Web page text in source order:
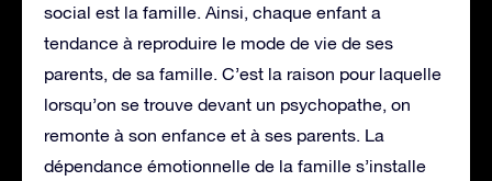
social est la famille. Ainsi, chaque enfant a
tendance à reproduire le mode de vie de ses
parents, de sa famille. C’est la raison pour laquelle
lorsqu’on se trouve devant un psychopathe, on
remonte à son enfance et à ses parents. La
dépendance émotionnelle de la famille s’installe